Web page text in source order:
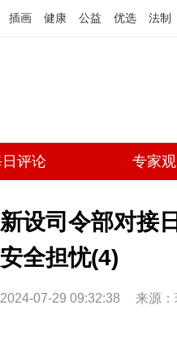
插画 健康 公益 优选 法制
评论 专家
新设司令部对接
安全担忧(4)
2024-07-29 09:32:38 来源